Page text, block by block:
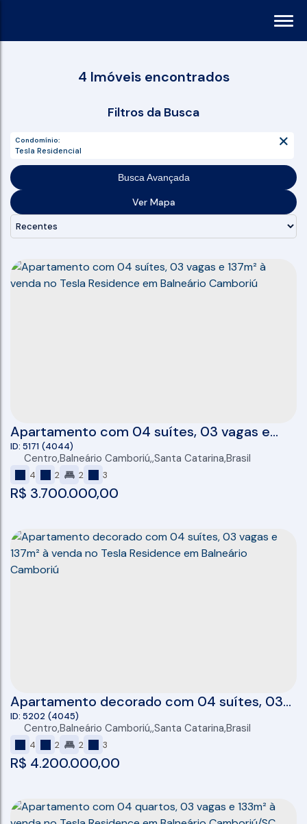
4 Imóveis encontrados
Condomínio:
Tesla Residencial
Busca Avançada
Ver Mapa
Apartamento com 04 suítes, 03 vagas e
137m² à venda no Tesla Residence em
Balneário Camboriú
R$ 3.700.000,00
5171 (4044)
Centro,Balneário Camboriú ,Santa Catarina,Brasil
4 2 2 3
Apartamento decorado com 04 suítes, 03
vagas e 137m² à venda no Tesla Residence
em Balneário Camboriú
R$ 4.200.000,00
5202 (4045)
Centro,Balneário Camboriú ,Santa Catarina,Brasil
4 2 2 3